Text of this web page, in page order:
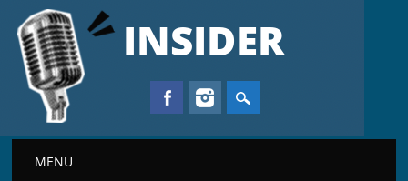
INSIDER
Main menu
MENU